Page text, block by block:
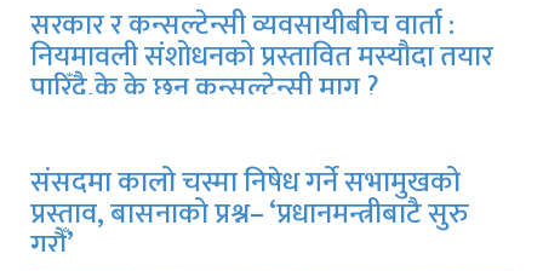
सरकार र कन्सल्टेन्सी व्यवसायीबीच वार्ता :
नियमावली संशोधनको प्रस्तावित मस्यौदा तयार
पारिँदै,के के छन् कन्सल्टेन्सी माग ?
संसदमा कालो चस्मा निषेध गर्ने सभामुखको
प्रस्ताव, बासनाको प्रश्न– ‘प्रधानमन्त्रीबाटै सुरु
गरौँ’